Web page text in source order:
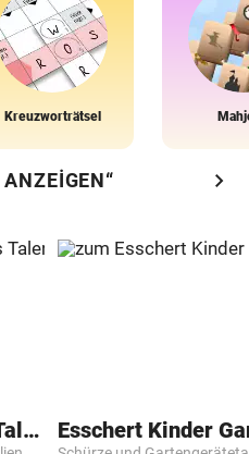
Kreuzworträtsel
chevron_right
DKT - Klimaneutrales Talent